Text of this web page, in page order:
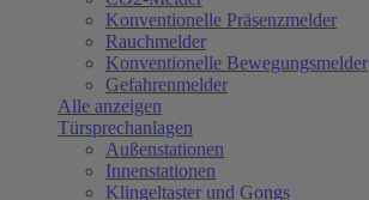
Konventionelle Präsenzmelder
Rauchmelder
Konventionelle Bewegungsmelder
Gefahrenmelder
Alle anzeigen
Türsprechanlagen
Außenstationen
Innenstationen
Klingeltaster und Gongs